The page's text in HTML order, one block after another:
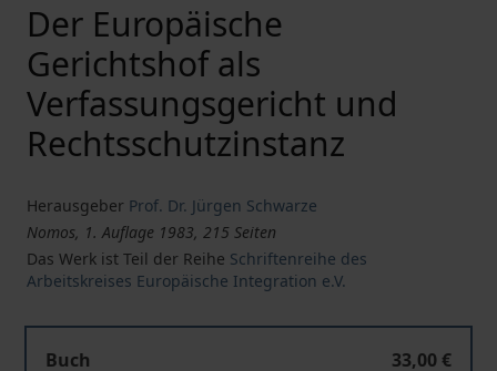
Der Europäische
Gerichtshof als
Verfassungsgericht und
Rechtsschutzinstanz
Herausgeber Prof. Dr. Jürgen Schwarze
Nomos, 1. Auflage 1983, 215 Seiten
Das Werk ist Teil der Reihe Schriftenreihe des
Arbeitskreises Europäische Integration e.V.
Buch
33,00 €